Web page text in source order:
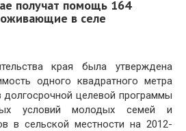
получат помощь 164
в селе
края была утверждена
одного квадратного метра
долгосрочной целевой программы
условий молодых семей и
в сельской местности на 2012-